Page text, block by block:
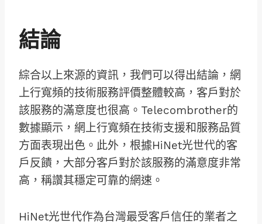
結論
綜合以上來源的資訊，我們可以得出結論，網
上行寬頻的技術服務評價整體較高，客戶對於
該服務的滿意度也很高。Telecombrother的
數據顯示，網上行寬頻在技術支援和服務品質
方面表現出色。此外，根據HiNet光世代的客
戶反饋，大部分客戶對於該服務的滿意度非常
高，稱讚其穩定可靠的網速。
HiNet光世代作為台灣最受客戶信任的業者之